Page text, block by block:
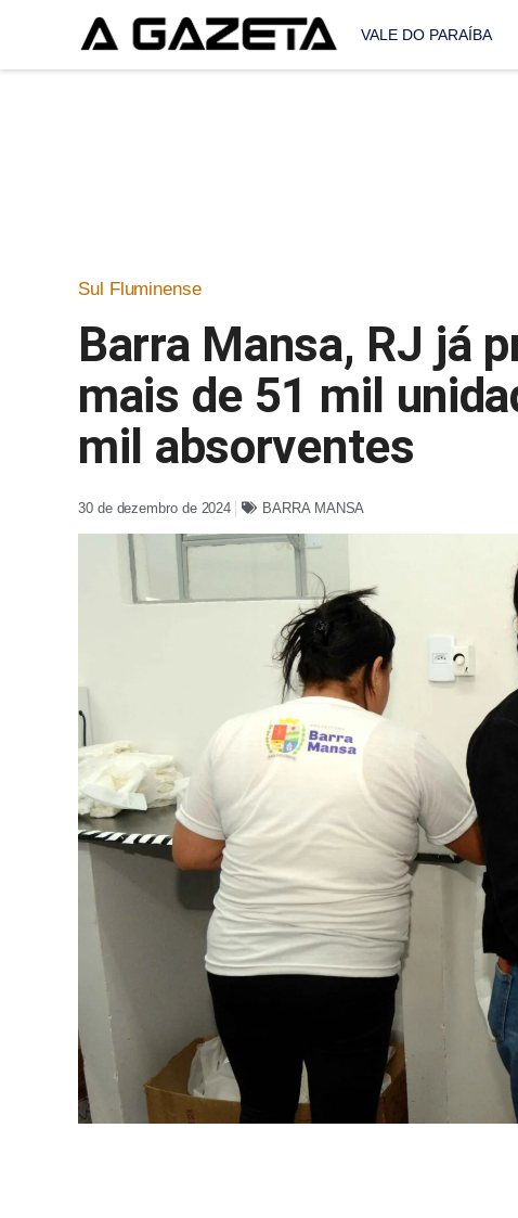
VALE DO PARAÍBA
Sul Fluminense
Barra Mansa, RJ já
mais de 51 mil
mil absorventes
30 de dezembro de 2024 BARRA MANSA